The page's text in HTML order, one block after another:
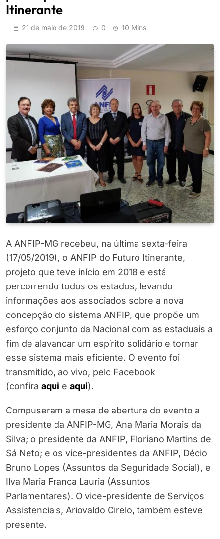
Itinerante
21 de maio de 2019 0 10 Mins
A ANFIP-MG recebeu, na última sexta-feira
(17/05/2019), o ANFIP do Futuro Itinerante,
projeto que teve início em 2018 e está
percorrendo todos os estados, levando
informações aos associados sobre a nova
concepção do sistema ANFIP, que propõe um
esforço conjunto da Nacional com as estaduais a
fim de alavancar um espírito solidário e tornar
esse sistema mais eficiente. O evento foi
transmitido, ao vivo, pelo Facebook
(confira aqui e aqui).
Compuseram a mesa de abertura do evento a
presidente da ANFIP-MG, Ana Maria Morais da
Silva; o presidente da ANFIP, Floriano Martins de
Sá Neto; e os vice-presidentes da ANFIP, Décio
Bruno Lopes (Assuntos da Seguridade Social), e
Ilva Maria Franca Lauria (Assuntos
Parlamentares). O vice-presidente de Serviços
Assistenciais, Ariovaldo Cirelo, também esteve
presente.